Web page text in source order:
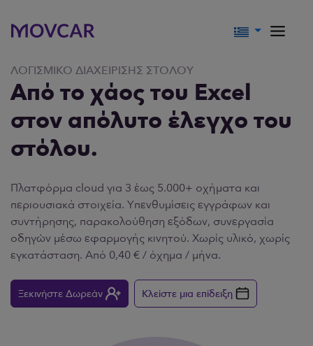
ΛΟΓΙΣΜΙΚΌ ΔΙΑΧΕΊΡΙΣΗΣ ΣΤΌΛΟΥ
Από το χάος του Excel
στον απόλυτο έλεγχο του
στόλου.
Πλατφόρμα cloud για 3 έως 5.000+ οχήματα και
περιουσιακά στοιχεία. Υπενθυμίσεις εγγράφων και
συντήρησης, παρακολούθηση εξόδων, συνεργασία
οδηγών μέσω εφαρμογής κινητού. Χωρίς υλικό, χωρίς
εγκατάσταση. Από 0,40 € / όχημα / μήνα.
Ξεκινήστε Δωρεάν Κλείστε μια επίδειξη